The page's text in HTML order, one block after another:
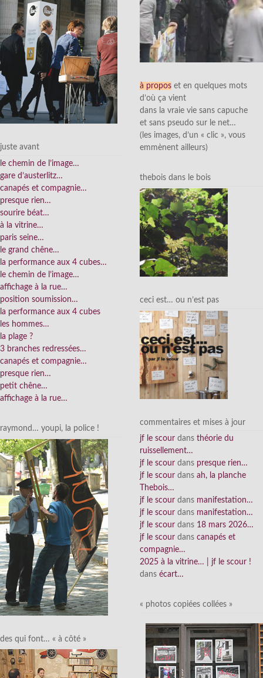
juste avant
le chemin de l’image…
gare d’austerlitz…
canapés et compagnie…
presque rien…
sourire béat…
à la vitrine…
paris seine…
le grand chêne…
la performance aux 4 cubes…
le chemin de l’image…
affichage à la rue…
position soumission…
la performance aux 4 cubes
les hommes…
la plage ?
3 branches redressées…
canapés et compagnie…
presque rien…
petit chêne…
affichage à la rue…
raymond… youpi, la police !
des qui font… « à côté »
à propos et en quelques mots
d’où ça vient
dans la vraie vie sans capuche
et sans pseudo sur le net…
(les images, d’un « clic », vous
emmènent ailleurs)
thebois dans le bois
ceci est… ou n’est pas
commentaires et mises à jour
jf le scour dans théorie du
ruissellement…
jf le scour dans presque rien…
jf le scour dans ah, la planche
Thebois…
jf le scour dans manifestation…
jf le scour dans manifestation…
jf le scour dans 18 mars 2026…
jf le scour dans canapés et
compagnie…
2025 à la vitrine… | jf le scour !
dans écart…
« photos copiées collées »